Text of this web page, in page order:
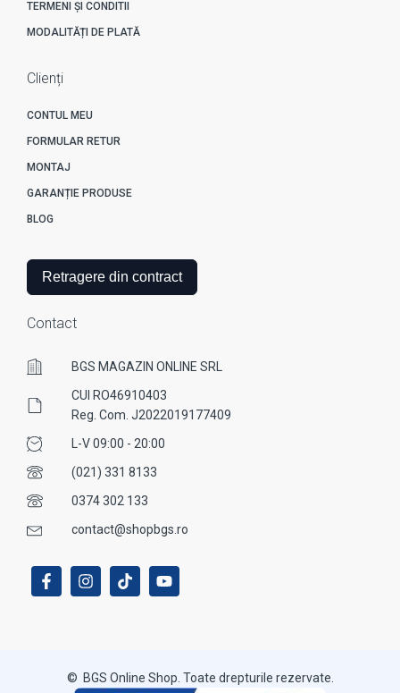
TERMENI ȘI CONDITII
MODALITĂȚI DE PLATĂ
Clienți
CONTUL MEU
FORMULAR RETUR
MONTAJ
GARANȚIE PRODUSE
BLOG
Retragere din contract
Contact
BGS MAGAZIN ONLINE SRL
CUI RO46910403
Reg. Com. J2022019177409
L-V 09:00 - 20:00
(021) 331 8133
0374 302 133
contact@shopbgs.ro
© BGS Online Shop. Toate drepturile rezervate.